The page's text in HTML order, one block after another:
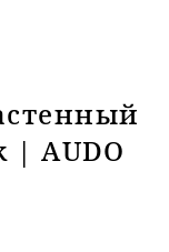
| AUDO